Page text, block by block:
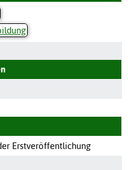
Erstveröffentlichung